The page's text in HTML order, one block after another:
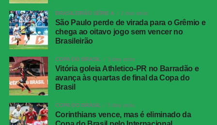
na trave antes de entrar, deixando o placar igualado.
O Botafogo teve uma boa oportunidade de retomar a
vantagem pouco depois. Montoro encontrou Villalba com
um passe de trivela, mas o atacante finalizou fraco,
facilitando a defesa de Fábio.
O Fluminense também ficou perto da virada aos 21
minutos. Nonato recebeu livre dentro da área e bateu
forte, mas Warleson fez uma defesa inusitada com a
cabeça e evitou o segundo gol tricolor.
BRASILEIRÃO SÉRIE A 2 dias atrás
São Paulo perde de virada para o Grêmio e
chega ao oitavo jogo sem vencer no
Brasileirão
COPA DO BRASIL 3 dias atrás
Vitória goleia Athletico-PR no Barradão e
avança às quartas de final da Copa do
Brasil
COPA DO BRASIL 3 dias atrás
Corinthians vence, mas é eliminado da